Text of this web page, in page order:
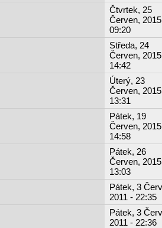
Čtvrtek, 25
Červen,
09:20
Středa, 24
Červen,
14:42
Úterý, 23
Červen,
13:31
Pátek, 19
Červen,
14:58
Pátek, 26
Červen,
13:03
Pátek, 3
2011 - 22:35
Pátek, 3
2011 - 22:36